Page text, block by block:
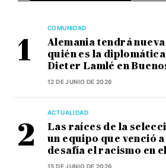
COMUNIDAD
Alemania tendrá
quién es la
Dieter Lamlé en
12 DE JUNIO DE 2026
ACTUALIDAD
Las raíces de la
un equipo que venció
desafía el racismo en
15 DE JUNIO DE 2026